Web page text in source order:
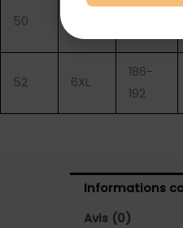
50
182-
52 6XL
186-
192
Informations
Avis (0)